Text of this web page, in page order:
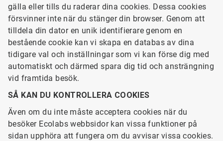
gälla eller tills du raderar dina cookies. Dessa cookies
försvinner inte när du stänger din browser. Genom att
tilldela din dator en unik identifierare genom en
bestående cookie kan vi skapa en databas av dina
tidigare val och inställningar som vi kan förse dig med
automatiskt och därmed spara dig tid och ansträngning
vid framtida besök.
SÅ KAN DU KONTROLLERA COOKIES
Även om du inte måste acceptera cookies när du
besöker Ecolabs webbsidor kan vissa funktioner på
sidan upphöra att fungera om du avvisar vissa cookies.